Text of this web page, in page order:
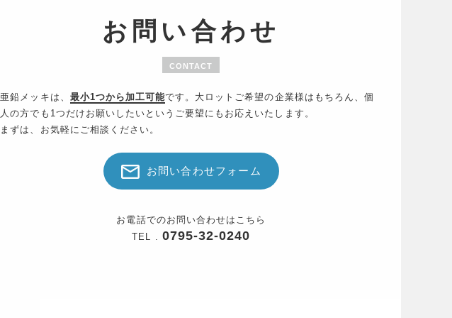
お問い合わせ
CONTACT
亜鉛メッキは、 最小1つから加工可能です。大ロットご希望の企業様はもちろん、個
人の方でも1つだけお願いしたいというご要望にもお応えいたします。
まずは、お気軽にご相談ください。
お問い合わせフォーム
お電話でのお問い合わせはこちら
TEL . 0795-32-0240